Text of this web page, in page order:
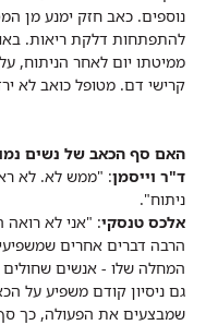
נוספים. כאב חזק ימנע מן
להתפתחות דלקת ריאות.
ממיטתו יום לאחר הניתוח,
קרישי דם. מטופל כואב לא
האם סף הכאב של נשים
ד"ר וייסמן: "ממש לא. לא
ניתוח".
אלכס טנסקי: "אני לא רואה
הרבה דברים אחרים
המחלה שלו - אנשים שחולים
גם ניסיון קודם משפיע על
שמבצעים את הפעולה, כך סף